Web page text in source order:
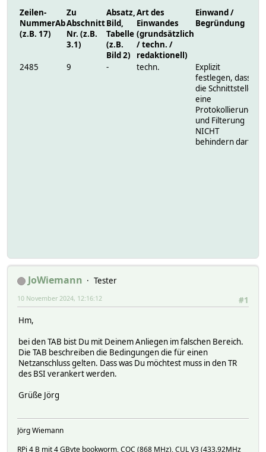
Zeilen-
NummerAb
(z.B. 17)
Zu
Abschnitt
Nr. (z.B.
3.1)
Absatz,
Bild,
Tabelle
(z.B.
Bild 2)
Art des
Einwandes
(grundsätzlich
/ techn. /
redaktionell)
Einwand /
Begründung
2485 9 - techn.
Explizit
festlegen, dass
die Schnittstelle
eine
Protokollierung
und Filterung
NICHT
behindern darf
JoWiemann
Tester
#1
10 November 2024, 12:16:12
Hm,
bei den TAB bist Du mit Deinem Anliegen im falschen Bereich.
Die TAB beschreiben die Bedingungen die für einen
Netzanschluss gelten. Dass was Du möchtest muss in den TR
des BSI verankert werden.
Grüße Jörg
Jörg Wiemann
RPi 4 B mit 4 GByte bookworm, COC (868 MHz), CUL V3 (433.92MHz